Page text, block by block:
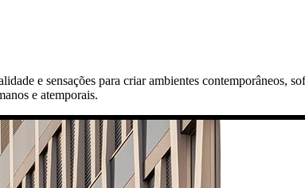
e sensações para criar ambientes contemporâneos,
e atemporais.